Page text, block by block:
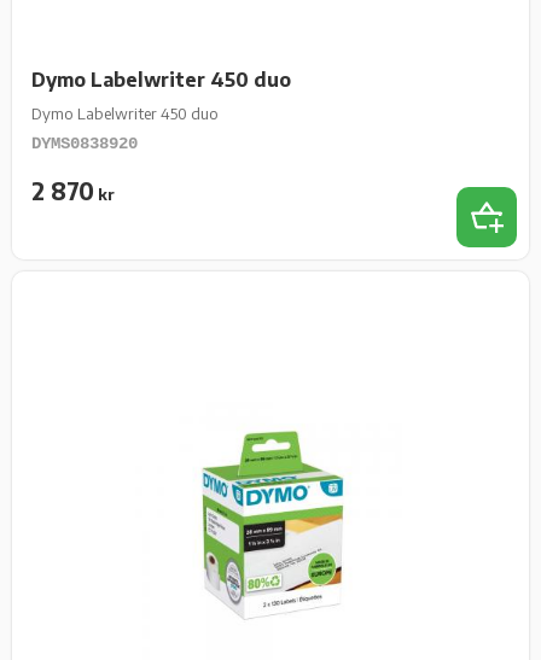
Dymo Labelwriter 450 duo
Dymo Labelwriter 450 duo
DYMS0838920
2 870 kr